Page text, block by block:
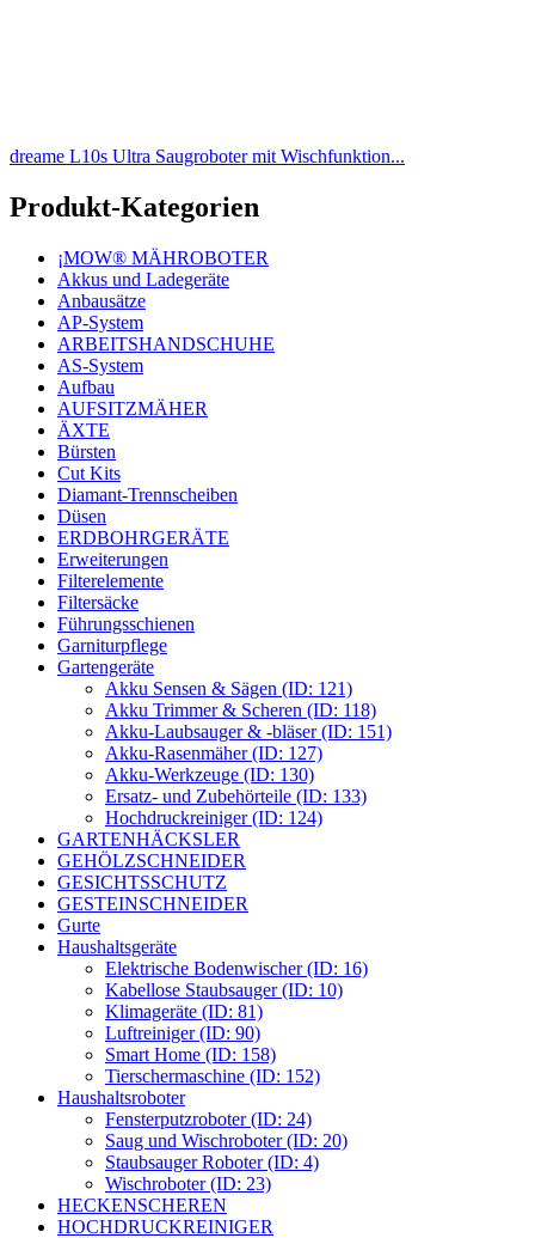
dreame L10s Ultra Saugroboter mit Wischfunktion...
Produkt-Kategorien
¡MOW® MÄHROBOTER
Akkus und Ladegeräte
Anbausätze
AP-System
ARBEITSHANDSCHUHE
AS-System
Aufbau
AUFSITZMÄHER
ÄXTE
Bürsten
Cut Kits
Diamant-Trennscheiben
Düsen
ERDBOHRGERÄTE
Erweiterungen
Filterelemente
Filtersäcke
Führungsschienen
Garniturpflege
Gartengeräte
Akku Sensen & Sägen (ID: 121)
Akku Trimmer & Scheren (ID: 118)
Akku-Laubsauger & -bläser (ID: 151)
Akku-Rasenmäher (ID: 127)
Akku-Werkzeuge (ID: 130)
Ersatz- und Zubehörteile (ID: 133)
Hochdruckreiniger (ID: 124)
GARTENHÄCKSLER
GEHÖLZSCHNEIDER
GESICHTSSCHUTZ
GESTEINSCHNEIDER
Gurte
Haushaltsgeräte
Elektrische Bodenwischer (ID: 16)
Kabellose Staubsauger (ID: 10)
Klimageräte (ID: 81)
Luftreiniger (ID: 90)
Smart Home (ID: 158)
Tierschermaschine (ID: 152)
Haushaltsroboter
Fensterputzroboter (ID: 24)
Saug und Wischroboter (ID: 20)
Staubsauger Roboter (ID: 4)
Wischroboter (ID: 23)
HECKENSCHEREN
HOCHDRUCKREINIGER